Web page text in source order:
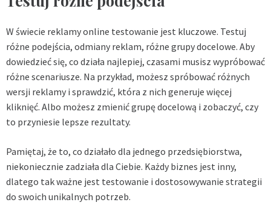
W świecie reklamy online testowanie jest kluczowe. Testuj
różne podejścia, odmiany reklam, różne grupy docelowe. Aby
dowiedzieć się, co działa najlepiej, czasami musisz wypróbować
różne scenariusze. Na przykład, możesz spróbować różnych
wersji reklamy i sprawdzić, która z nich generuje więcej
kliknięć. Albo możesz zmienić grupę docelową i zobaczyć, czy
to przyniesie lepsze rezultaty.
Pamiętaj, że to, co działało dla jednego przedsiębiorstwa,
niekoniecznie zadziała dla Ciebie. Każdy biznes jest inny,
dlatego tak ważne jest testowanie i dostosowywanie strategii
do swoich unikalnych potrzeb.